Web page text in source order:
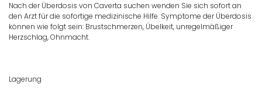
Nach der Überdosis von Caverta suchen wenden Sie sich sofort an
den Arzt für die sofortige medizinische Hilfe. Symptome der Überdosis
können wie folgt sein: Brustschmerzen, Übelkeit, unregelmäßiger
Herzschlag, Ohnmacht.
Lagerung